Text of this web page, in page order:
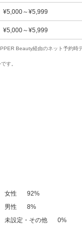
¥5,000～¥5,999
¥5,000～¥5,999
Beauty経由のネット予約時
す。
女性 92%
男性
8%
未設定・その他
0%